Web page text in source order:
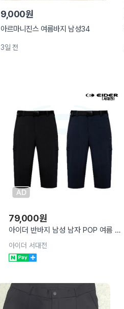
9,000원
아르마니진스 여름바지 남성34
3일 전
79,000원
아이더 반바지 남성 남자 POP 여름 하
이킹 7부 여름 팬츠 DMM26387
아이더 서대전